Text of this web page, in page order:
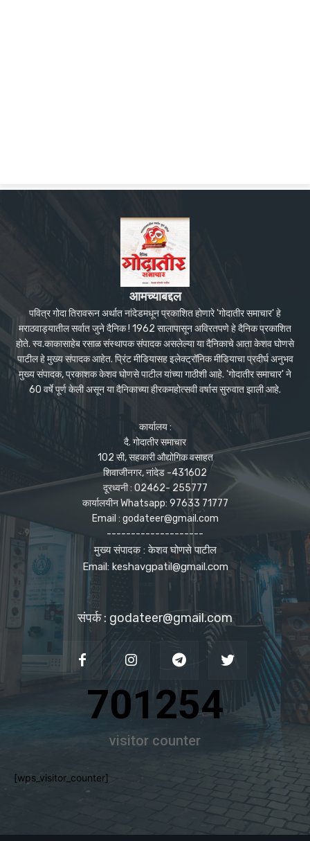
आमच्याबद्दल
पवित्र गोदा तिरावरून अर्थात नांदेडमधून प्रकाशित होणारे 'गोदातीर समाचार' हे
मराठवाड्यातील सर्वात जुने दैनिक ! 1962 सालापासून अविरतपणे हे दैनिक प्रकाशित
होते. स्व.काकासाहेब रसाळ संस्थापक संपादक असलेल्या या दैनिकाचे आता केशव घोणसे
पाटील हे मुख्य संपादक आहेत. प्रिंट मीडियासह इलेक्ट्रॉनिक मीडियाचा प्रदीर्घ अनुभव
मुख्य संपादक, प्रकाशक केशव घोणसे पाटील यांच्या गाठीशी आहे. 'गोदातीर समाचार' ने
60 वर्षे पूर्ण केली असून या दैनिकाच्या हीरकमहोत्सवी वर्षास सुरुवात झाली आहे.
कार्यालय :
दै. गोदातीर समाचार
102 सी, सहकारी औद्योगिक वसाहत
शिवाजीनगर, नांदेड -431602
दूरध्वनी : 02462- 255777
कार्यालयीन Whatsapp: 97633 71777
Email : godateer@gmail.com
--------------------
मुख्य संपादक : केशव घोणसे पाटील
Email: keshavgpatil@gmail.com
संपर्क : godateer@gmail.com
701254
visitor counter
[wps_visitor_counter]